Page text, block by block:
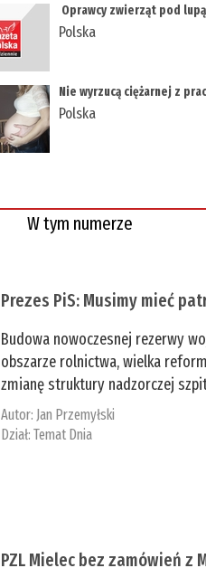
​ Oprawcy zwierząt pod lupą
Polska
​Nie wyrzucą ciężarnej z
Polska
W tym numerze
Prezes PiS: Musimy mieć
Budowa nowoczesnej rezerwy
obszarze rolnictwa, wielka
zmianę struktury nadzorczej
Autor: Jan Przemyłski
Dział:Temat Dnia
PZL Mielec bez zamówień z